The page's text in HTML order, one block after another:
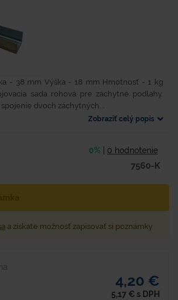
- 38 mm Výška - 18 mm Hmotnosť - 1 kg
sada rohová pre záchytné podlahy.
dvoch záchytných...
Zobraziť celý popis
0% 0 hodnotenie
7560-K
a získate možnosť zapisovať si poznámky
4,20 €
5,17 € s DPH